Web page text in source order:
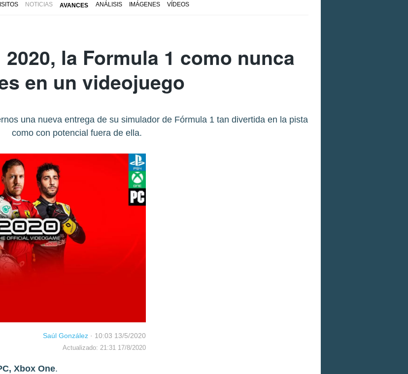
NOTICIAS AVANCES ANÁLISIS IMÁGENES VÍDEOS
la Formula 1 como nunca
en un videojuego
una nueva entrega de su simulador de Fórmula 1 tan divertida en la pista
como con potencial fuera de ella.
Saúl González · 10:03 13/5/2020
Actualizado: 21:31 17/8/2020
Xbox One.